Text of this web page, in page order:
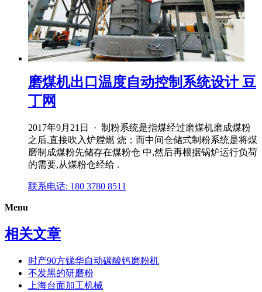
磨煤机出口温度自动控制系统设计 豆
丁网
2017年9月21日 · 制粉系统是指煤经过磨煤机磨成煤粉
之后,直接吹入炉膛燃 烧；而中间仓储式制粉系统是将煤
磨制成煤粉先储存在煤粉仓 中,然后再根据锅炉运行负荷
的需要,从煤粉仓经给 .
联系电话: 180 3780 8511
Menu
相关文章
时产90方锑华自动碳酸钙磨粉机
不发黑的研磨粉
上海台面加工机械